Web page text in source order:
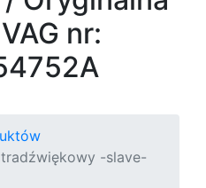
nr:
-slave-